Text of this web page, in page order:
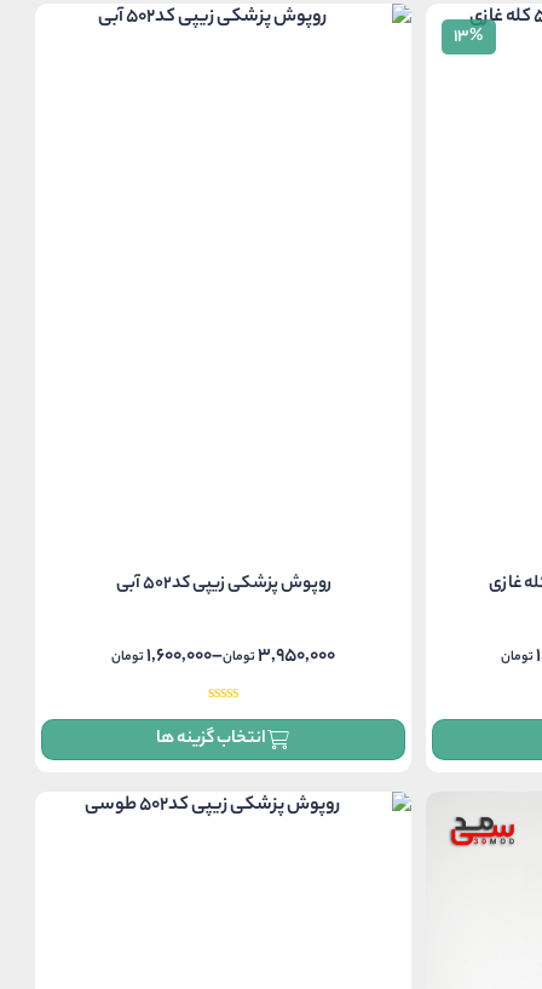
13%
تومان
روپوش پزشکی زیپی کد502 آبی
3,950,000تومان–
1,600,000تومان
Price
1,600,000 تومان
through
انتخاب گزینه ها